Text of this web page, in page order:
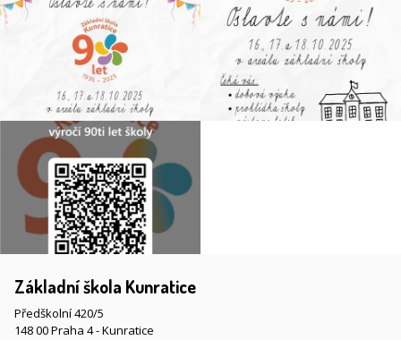
Základní škola Kunratice
Předškolní 420/5
148 00 Praha 4 - Kunratice